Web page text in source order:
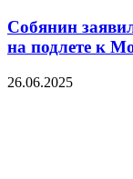
Собянин
на подлете к
26.06.2025